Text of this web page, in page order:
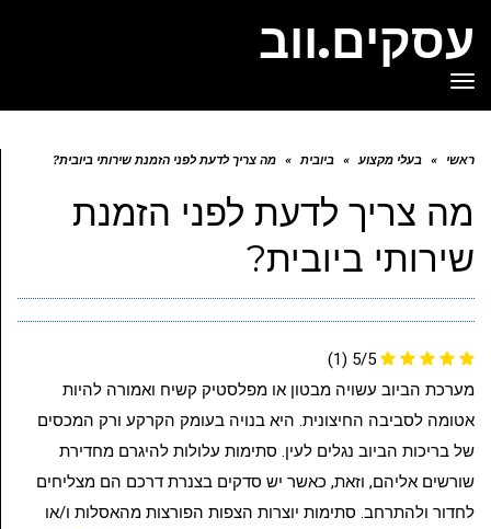
עסקים.ווב
תפריט
ראשי » בעלי מקצוע » ביובית » מה צריך לדעת לפני הזמנת שירותי ביובית?
מה צריך לדעת לפני הזמנת
שירותי ביובית?
5/5
(1)
מערכת הביוב עשויה מבטון או מפלסטיק קשיח ואמורה להיות
אטומה לסביבה החיצונית. היא בנויה בעומק הקרקע ורק המכסים
של בריכות הביוב נגלים לעין. סתימות עלולות להיגרם מחדירת
שורשים אליהם, וזאת, כאשר יש סדקים בצנרת דרכם הם מצליחים
לחדור ולהתרחב. סתימות יוצרות הצפות הפורצות מהאסלות ו/או